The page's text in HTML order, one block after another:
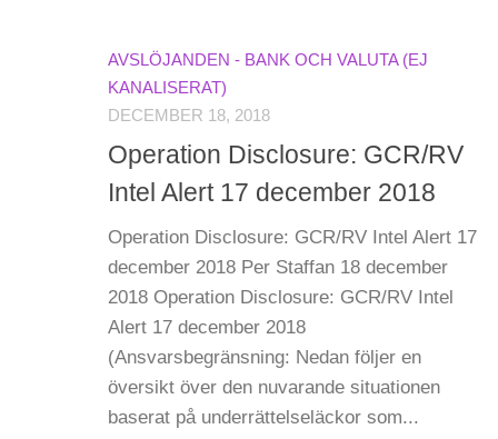
AVSLÖJANDEN - BANK OCH VALUTA (EJ
KANALISERAT)
DECEMBER 18, 2018
Operation Disclosure: GCR/RV
Intel Alert 17 december 2018
Operation Disclosure: GCR/RV Intel Alert 17
december 2018 Per Staffan 18 december
2018 Operation Disclosure: GCR/RV Intel
Alert 17 december 2018
(Ansvarsbegränsning: Nedan följer en
översikt över den nuvarande situationen
baserat på underrättelseläckor som...